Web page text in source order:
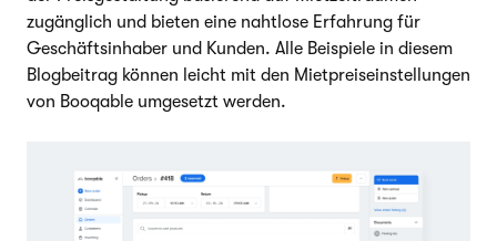
zugänglich und bieten eine nahtlose Erfahrung für
Geschäftsinhaber und Kunden. Alle Beispiele in diesem
Blogbeitrag können leicht mit den Mietpreiseinstellungen
von Booqable umgesetzt werden.